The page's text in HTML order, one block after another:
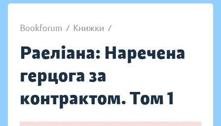
Bookforum / Книжки /
Раеліана: Наречена
герцога за
контрактом. Том 1